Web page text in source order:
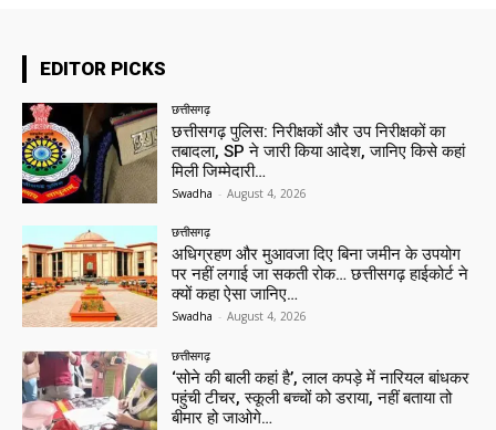
EDITOR PICKS
छत्तीसगढ़
छत्तीसगढ़ पुलिस: निरीक्षकों और उप निरीक्षकों का
तबादला, SP ने जारी किया आदेश, जानिए किसे कहां
मिली जिम्मेदारी…
Swadha - August 4, 2026
छत्तीसगढ़
अधिग्रहण और मुआवजा दिए बिना जमीन के उपयोग
पर नहीं लगाई जा सकती रोक… छत्तीसगढ़ हाईकोर्ट ने
क्यों कहा ऐसा जानिए…
Swadha - August 4, 2026
छत्तीसगढ़
‘सोने की बाली कहां है’, लाल कपड़े में नारियल बांधकर
पहुंची टीचर, स्कूली बच्चों को डराया, नहीं बताया तो
बीमार हो जाओगे…